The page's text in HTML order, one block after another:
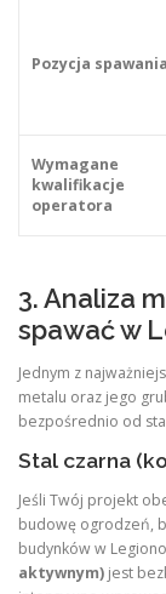
Pozycja spawania
Wymagane
kwalifikacje
operatora
3. Analiza
spawać w
Jednym z
metalu oraz jego
bezpośrednio od
Stal czarna
Jeśli Twój projekt
budowę ogrodzeń,
budynków w
aktywnym) jest